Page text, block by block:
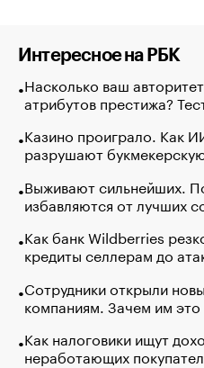
Интересное на РБК
Насколько ваш
атрибутов престижа?
Казино проиграло. Как
разрушают
Выживают сильнейших.
избавляются от лучших
Как банк Wildberries
кредиты селлерам до
Сотрудники открыли
компаниям. Зачем им это
Как налоговики ищут
неработающих